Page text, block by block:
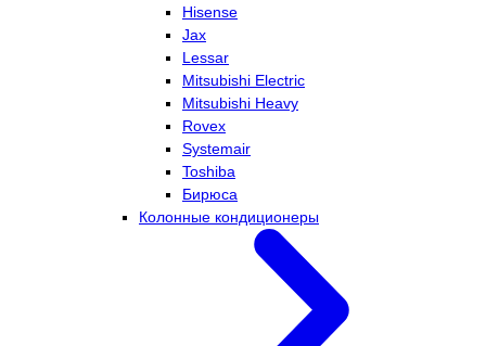
Hisense
Jax
Lessar
Mitsubishi Electric
Mitsubishi Heavy
Rovex
Systemair
Toshiba
Бирюса
Колонные кондиционеры